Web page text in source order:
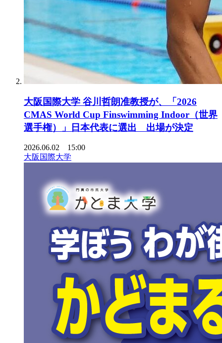
大阪国際大学 谷川哲朗准教授が、「2026
CMAS World Cup Finswimming Indoor（世界
選手権）」日本代表に選出 出場が決定
2026.06.02 15:00
大阪国際大学